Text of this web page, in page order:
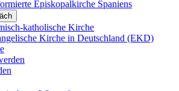
Episkopalkirche Spaniens
katholische Kirche
Kirche in Deutschland (EKD)